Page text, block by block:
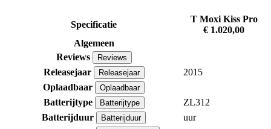
Specificatie
T Moxi Kiss Pro
€ 1.020,00
Algemeen
Reviews
Reviews
Releasejaar Releasejaar
2015
Oplaadbaar
Oplaadbaar
Batterijtype Batterijtype
ZL312
Batterijduur
Batterijduur
uur